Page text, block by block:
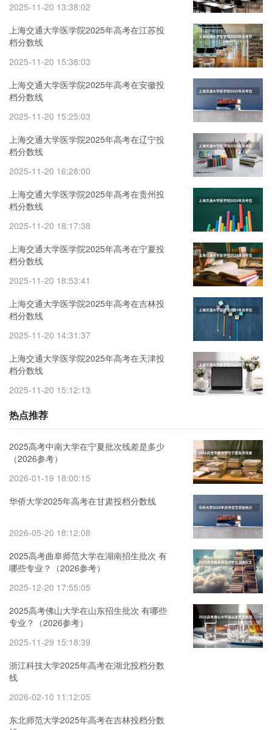
2025-11-20 13:38:02
上海交通大学医学院2025年高考在江苏投
档分数线
2025-11-20 15:38:03
上海交通大学医学院2025年高考在安徽投
档分数线
2025-11-20 15:25:03
上海交通大学医学院2025年高考在辽宁投
档分数线
2025-11-20 16:28:00
上海交通大学医学院2025年高考在贵州投
档分数线
2025-11-20 18:17:38
上海交通大学医学院2025年高考在宁夏投
档分数线
2025-11-20 18:53:41
上海交通大学医学院2025年高考在吉林投
档分数线
2025-11-20 14:31:37
上海交通大学医学院2025年高考在天津投
档分数线
2025-11-20 15:12:13
热点推荐
2025高考中南大学在宁夏批次线差是多少
（2026参考）
2026-01-19 18:00:15
华侨大学2025年高考在甘肃投档分数线
2026-05-20 18:12:08
2025高考曲阜师范大学在湖南招生批次 有
哪些专业？（2026参考）
2025-12-20 17:55:05
2025高考佛山大学在山东招生批次 有哪些
专业？（2026参考）
2025-11-29 15:18:39
浙江科技大学2025年高考在湖北投档分数
线
2026-02-10 11:12:05
东北师范大学2025年高考在吉林投档分数